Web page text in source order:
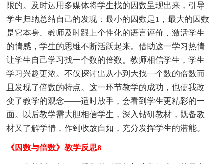
限的。及时运用多媒体将学生找的因数呈现出来，引导
学生归纳总结自己的发现：最小的因数是1，最大的因数
是它本身。教师及时跟上个性化的语言评价，激活学生
的情感，学生的思维不断活跃起来。借助这一学习热情
让学生自己学习找一个数的倍数。教师相信学生，学生
学习兴趣更浓。不仅探讨出从小到大找一个数的倍数而
且发现了倍数的特点。这一环节教学的成功，也使我改
变了教学的观念——适时放手，会看到学生更精彩的一
面。以后教学需大胆相信学生，深入钻研教材，既备教
材又了解学情，作到收放自如，充分发挥学生的潜能。
《因数与倍数》教学反思8